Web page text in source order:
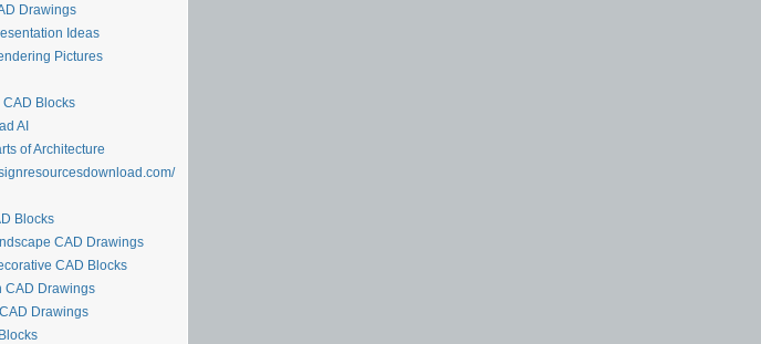
Drawings
Ideas
Pictures
Blocks
AI
of Architecture
Blocks
CAD Drawings
CAD Blocks
Drawings
Drawings